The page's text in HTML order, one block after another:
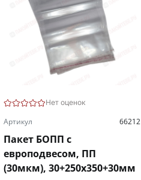
Нет оценок
Артикул 66212
Пакет БОПП с
европодвесом, ПП
(30мкм), 30+250х350+30мм